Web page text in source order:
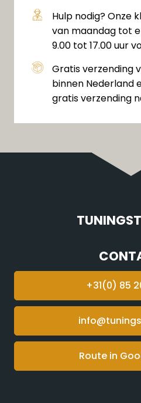
Hulp nodig? Onze
van maandag tot
9.00 tot 17.00 uur
Gratis verzending
binnen Nederland
gratis verzending
+31(0) 85
Route in